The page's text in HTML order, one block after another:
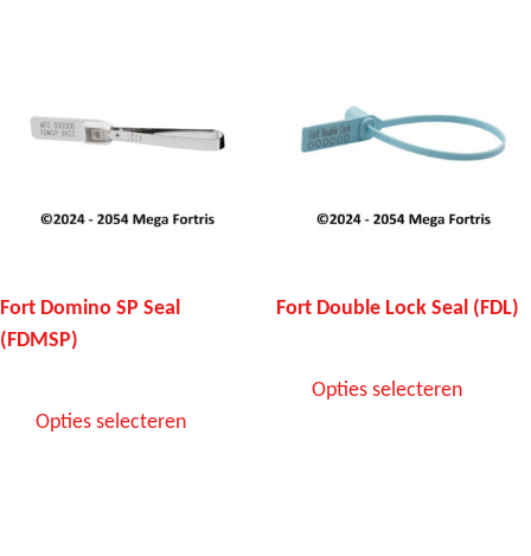
Fort Domino SP Seal
(FDMSP)
Opties selecteren
Fort Double Lock Seal (FDL)
Opties selecteren